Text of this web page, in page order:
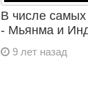
В числе
- Мьянма и
9 лет назад